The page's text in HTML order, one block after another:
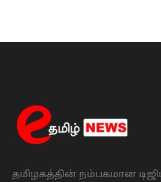
தமிழகத்தின் நம்பகமான